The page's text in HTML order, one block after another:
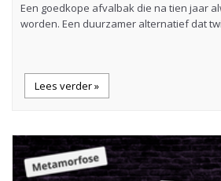
Een goedkope afvalbak die na tien jaar
worden. Een duurzamer alternatief dat
Lees verder »